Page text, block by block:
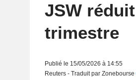
JSW
trimestre
Publié le 15/05/2026 à 14:55
Reuters - Traduit par Zonebourse